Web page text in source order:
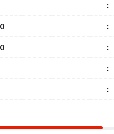
:
0 :
0 :
:
:
:
0 :
0 :
:
: